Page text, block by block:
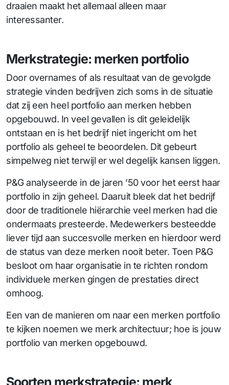
draaien maakt het allemaal alleen maar
interessanter.
Merkstrategie: merken portfolio
Door overnames of als resultaat van de gevolgde
strategie vinden bedrijven zich soms in de situatie
dat zij een heel portfolio aan merken hebben
opgebouwd. In veel gevallen is dit geleidelijk
ontstaan en is het bedrijf niet ingericht om het
portfolio als geheel te beoordelen. Dit gebeurt
simpelweg niet terwijl er wel degelijk kansen liggen.
P&G analyseerde in de jaren ’50 voor het eerst haar
portfolio in zijn geheel. Daaruit bleek dat het bedrijf
door de traditionele hiërarchie veel merken had die
ondermaats presteerde. Medewerkers besteedde
liever tijd aan succesvolle merken en hierdoor werd
de status van deze merken nooit beter. Toen P&G
besloot om haar organisatie in te richten rondom
individuele merken gingen de prestaties direct
omhoog.
Een van de manieren om naar een merken portfolio
te kijken noemen we merk architectuur; hoe is jouw
portfolio van merken opgebouwd.